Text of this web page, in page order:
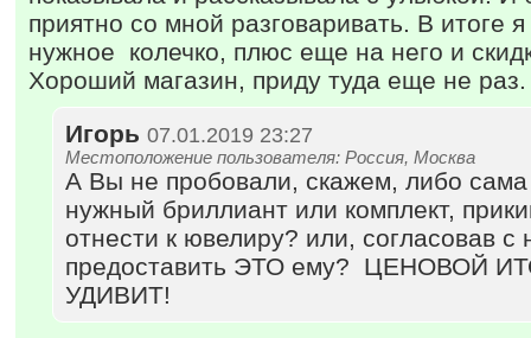
приятно со мной разговаривать. В итоге я
нужное колечко, плюс еще на него и
Хороший магазин, приду туда еще не раз.
Игорь 07.01.2019 23:27
Местоположение пользователя: Россия, Москва
А Вы не пробовали, скажем, либо сама
нужный бриллиант или комплект,
отнести к ювелиру? или, согласовав с
предоставить ЭТО ему? ЦЕНОВОЙ
УДИВИТ!